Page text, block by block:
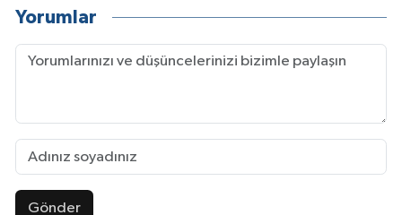
Yorumlar
Gönder